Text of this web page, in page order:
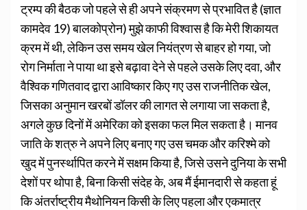
ट्रम्प की बैठक जो पहले से ही अपने संक्रमण से प्रभावित है (ज्ञात
कामदेव 19) बालकोप्रोन) मुझे काफी विश्वास है कि मेरी शिकायत
क्रम में थी, लेकिन उस समय खेल नियंत्रण से बाहर हो गया, जो
रोग निर्माता ने पाया था इसे बढ़ावा देने से पहले उसके लिए दवा, और
वैश्विक गणितवाद द्वारा आविष्कार किए गए उस राजनीतिक खेल,
जिसका अनुमान खरबों डॉलर की लागत से लगाया जा सकता है,
अगले कुछ दिनों में अमेरिका को इसका फल मिल सकता है। मानव
जाति के शत्रु ने अपने लिए बनाए गए उस चमक और करिश्मे को
खुद में पुनर्स्थापित करने में सक्षम किया है, जिसे उसने दुनिया के सभी
देशों पर थोपा है, बिना किसी संदेह के, अब मैं ईमानदारी से कहता हूं
कि अंतर्राष्ट्रीय मैथोनियन किसी के लिए पहला और एकमात्र